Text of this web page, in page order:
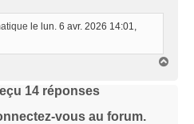
le lun. 6 avr. 2026 14:01,
14réponses
vous au forum.